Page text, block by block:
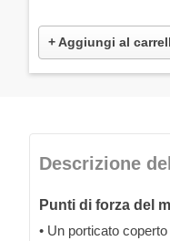
+ Aggiungi al
Descrizione
Punti di forza del
• Un porticato